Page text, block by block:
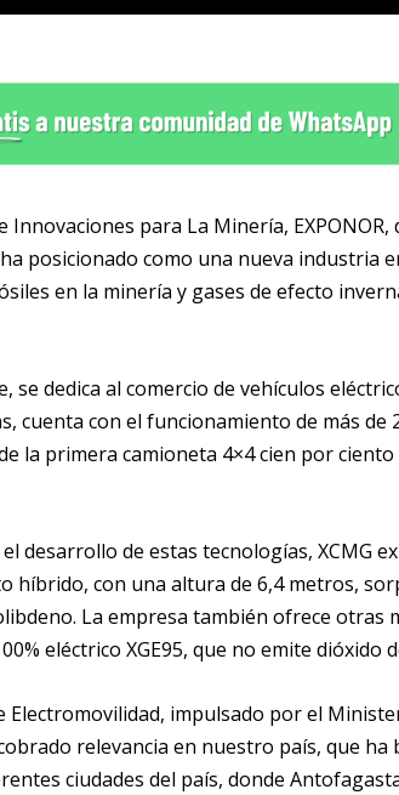
para La Minería, EXPONOR,
posicionado como una nueva industria
en la minería y gases de efecto
se dedica al comercio de vehículos
con el funcionamiento de más de
la primera camioneta 4×4 cien por ciento
desarrollo de estas tecnologías, XCMG
híbrido, con una altura de 6,4 metros,
La empresa también ofrece otras
eléctrico XGE95, que no emite dióxido
impulsado por el
relevancia en nuestro país, que
ciudades del país, donde